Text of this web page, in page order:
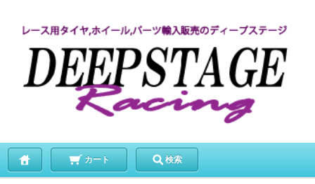
カート 検索